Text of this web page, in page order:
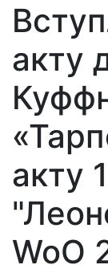
акту
акту
WoO